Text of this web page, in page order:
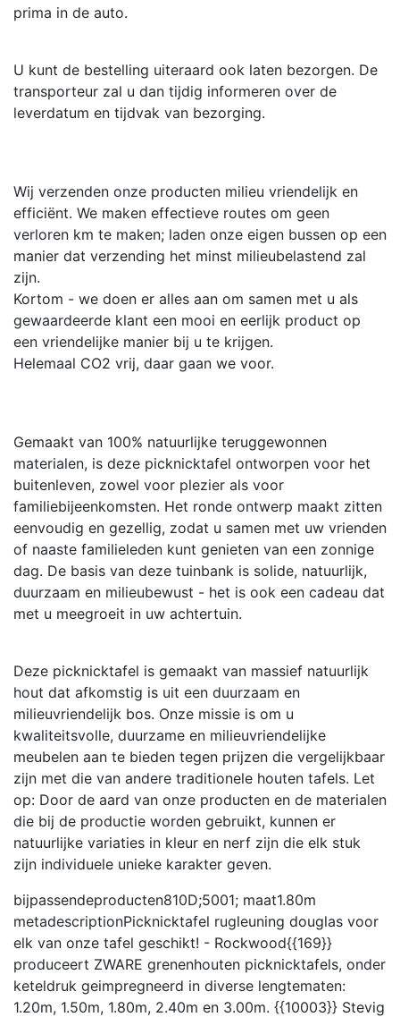
prima in de auto.
U kunt de bestelling uiteraard ook laten bezorgen. De
transporteur zal u dan tijdig informeren over de
leverdatum en tijdvak van bezorging.
Wij verzenden onze producten milieu vriendelijk en
efficiënt. We maken effectieve routes om geen
verloren km te maken; laden onze eigen bussen op een
manier dat verzending het minst milieubelastend zal
zijn.
Kortom - we doen er alles aan om samen met u als
gewaardeerde klant een mooi en eerlijk product op
een vriendelijke manier bij u te krijgen.
Helemaal CO2 vrij, daar gaan we voor.
Gemaakt van 100% natuurlijke teruggewonnen
materialen, is deze picknicktafel ontworpen voor het
buitenleven, zowel voor plezier als voor
familiebijeenkomsten. Het ronde ontwerp maakt zitten
eenvoudig en gezellig, zodat u samen met uw vrienden
of naaste familieleden kunt genieten van een zonnige
dag. De basis van deze tuinbank is solide, natuurlijk,
duurzaam en milieubewust - het is ook een cadeau dat
met u meegroeit in uw achtertuin.
Deze picknicktafel is gemaakt van massief natuurlijk
hout dat afkomstig is uit een duurzaam en
milieuvriendelijk bos. Onze missie is om u
kwaliteitsvolle, duurzame en milieuvriendelijke
meubelen aan te bieden tegen prijzen die vergelijkbaar
zijn met die van andere traditionele houten tafels. Let
op: Door de aard van onze producten en de materialen
die bij de productie worden gebruikt, kunnen er
natuurlijke variaties in kleur en nerf zijn die elk stuk
zijn individuele unieke karakter geven.
bijpassendeproducten810D;5001; maat1.80m
metadescriptionPicknicktafel rugleuning douglas voor
elk van onze tafel geschikt! - Rockwood{{169}}
produceert ZWARE grenenhouten picknicktafels, onder
keteldruk geimpregneerd in diverse lengtematen:
1.20m, 1.50m, 1.80m, 2.40m en 3.00m. {{10003}} Stevig